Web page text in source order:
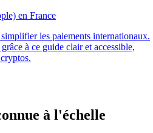
en France
les paiements internationaux.
à ce guide clair et accessible,
à l'échelle